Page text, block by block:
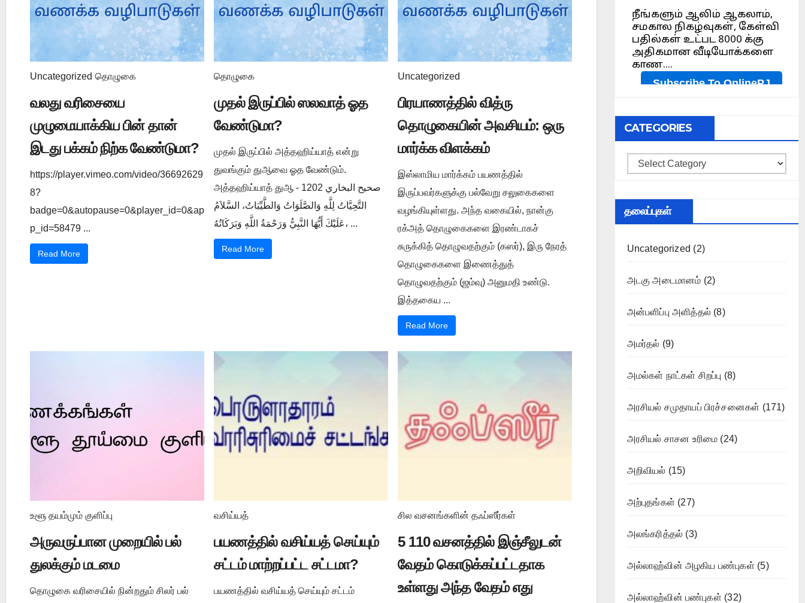
Uncategorized தொழுகை
வலது வரிசையை
முழுமையாக்கிய பின் தான்
இடது பக்கம் நிற்க வேண்டுமா?
https://player.vimeo.com/video/36692629
8?
badge=0&autopause=0&player_id=0&ap
p_id=58479 ...
Read More
தொழுகை
முதல் இருப்பில் ஸலவாத் ஓத
வேண்டுமா?
முதல் இருப்பில் அத்தஹிய்யாத் என்று
துவங்கும் துஆவை ஓத வேண்டும்.
அத்தஹிய்யாத் துஆ صحيح البخاري 1202 -
التَّحِيَّاتُ لِلَّهِ وَالصَّلَوَاتُ وَالطَّيِّبَاتُ، السَّلاَمُ
عَلَيْكَ أَيُّهَا النَّبِيُّ وَرَحْمَةُ اللَّهِ وَبَرَكَاتُهُ، ...
Read More
Uncategorized
பிரயாணத்தில் வித்ரு
தொழுகையின் அவசியம்: ஒரு
மார்க்க விளக்கம்
இஸ்லாமிய மார்க்கம் பயணத்தில்
இருப்பவர்களுக்கு பல்வேறு சலுகைகளை
வழங்கியுள்ளது. அந்த வகையில், நான்கு
ரக்அத் தொழுகைகளை இரண்டாகச்
சுருக்கித் தொழுவதற்கும் (கஸர்), இரு நேரத்
தொழுகைகளை இணைத்துத்
தொழுவதற்கும் (ஜம்வு) அனுமதி உண்டு.
இத்தகைய ...
Read More
உளூ தயம்மும் குளிப்பு
அருவருப்பான முறையில் பல்
துலக்கும் மடமை
தொழுகை வரிசையில் நின்றதும் சிலர் பல்
வசிய்யத்
பயணத்தில் வசிய்யத் செய்யும்
சட்டம் மாற்றப்பட்ட சட்டமா?
பயணத்தில் வசிய்யத் செய்யும் சட்டம்
சில வசனங்களின் தஃப்ஸீர்கள்
5 110 வசனத்தில் இஞ்சீலுடன்
வேதம் கொடுக்கப்பட்டதாக
உள்ளது அந்த வேதம் எது
CATEGORIES
Categories
தலைப்புகள்
Uncategorized (2)
அடகு அடைமானம் (2)
அன்பளிப்பு அளித்தல் (8)
அமர்தல் (9)
அமல்கள் நாட்கள் சிறப்பு (8)
அரசியல் சமுதாயப் பிரச்சனைகள் (171)
அரசியல் சாசன உரிமை (24)
அறிவியல் (15)
அற்புதங்கள் (27)
அலங்கரித்தல் (3)
அல்லாஹ்வின் அழகிய பண்புகள் (5)
அல்லாஹ்வின் பண்புகள் (32)